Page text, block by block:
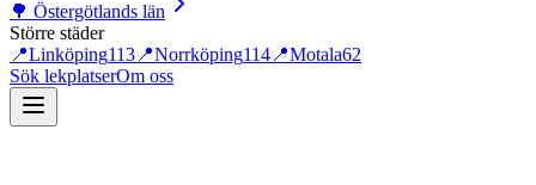
🌳 Östergötlands län
Större städer
📍Linköping113 📍Norrköping114 📍Motala62
Sök lekplatserOm oss